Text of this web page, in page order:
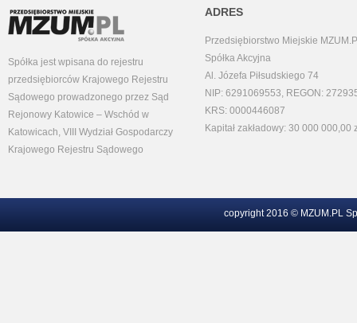
Spółka jest wpisana do rejestru
przedsiębiorców Krajowego Rejestru
Sądowego prowadzonego przez Sąd
Rejonowy Katowice – Wschód w
Katowicach, VIII Wydział Gospodarczy
Krajowego Rejestru Sądowego
ADRES
Przedsiębiorstwo Miejskie
Spółka Akcyjna
Al. Józefa Piłsudskiego 74
NIP: 6291069553, REGON:
KRS: 0000446087
Kapitał zakładowy: 30 000 000,00
copyright 2016 © MZUM.PL